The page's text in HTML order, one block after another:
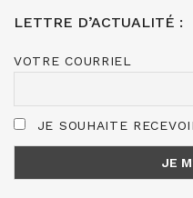
LETTRE D’ACTUALITÉ :
VOTRE COURRIEL
JE SOUHAITE